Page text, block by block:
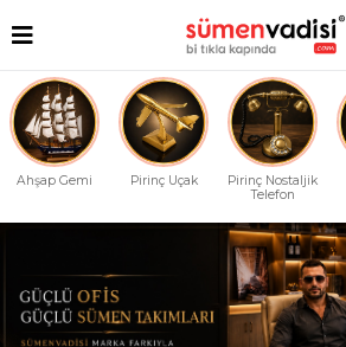
Ahşap Gemi Pirinç Uçak
Pirinç Nostaljik
Telefon